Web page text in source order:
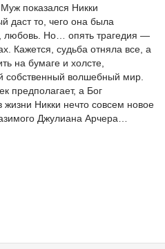
показался Никки
даст то, чего она была
любовь. Но… опять трагедия —
Кажется, судьба отняла все, а
на бумаге и холсте,
собственный волшебный мир.
предполагает, а Бог
Никки нечто совсем новое
Джулиана Арчера…